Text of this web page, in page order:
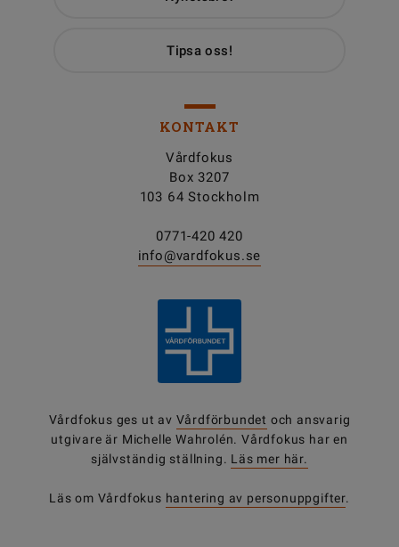
Tipsa oss!
KONTAKT
Vårdfokus
Box 3207
103 64 Stockholm
0771-420 420
info@vardfokus.se
Vårdfokus ges ut av Vårdförbundet och ansvarig
utgivare är Michelle Wahrolén. Vårdfokus har en
självständig ställning. Läs mer här.
Läs om Vårdfokus hantering av personuppgifter.